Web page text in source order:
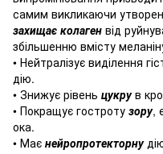
самим викликаючи
захищає колаген від
збільшенню вмісту
• Нейтралізує виділення
дію.
• Знижує рівень цукрув
• Покращує гостроту зору,
ока.
• Має нейропротекторну